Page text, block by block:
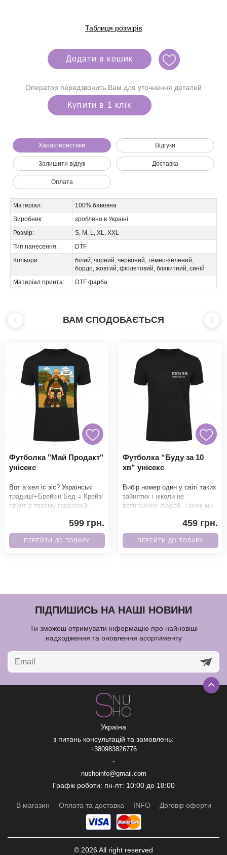
Таблиця розмірів
Додати в кошик
Оператор передзвонить Вам для уточнення деталей
Купити в 1 клік
Характеристики Відгуки
Залишити відгук Доставка
Оплата
Матеріал:
100% бавовна
Виробник:
зроблено в Україні
Розмір:
S, M, L, XL, XXL
Тип нанесення:
DTF
Кольори:
білий, чорний, червоний, темно-зелений,
бордо, жовтий, фіолетовий, блакитний, синій
Матеріал принта:
DTF фарба
ВАМ СПОДОБАЄТЬСЯ
Футболка "Май Продакт"
унісекс
Вот а хел іс зіс? Українські
традиції+Брейкін Бед = Крейзі
принт в твоєму гардеробі.
599 грн.
ПЕРЕЙТИ ДО ТОВАРУ
Футболка “Буду за 10
хв” унісекс
Вибір номер один у світі таких
зайнятих і ніколи не
встигаючих людей. Також ми
459 грн.
ПЕРЕЙТИ ДО ТОВАРУ
ПІДПИШИСЬ НА НАШІ НОВИНИ
Ти зможеш отримувати інформацію про найновіші
надходження та оновлення асортименту
Україна
з питань консультацій та замовлень:
+380983826776
-
nushoinfo@gmail.com
Графік роботи: пн-пт: 10:00 до 18:00
В магазин Оплата та доставка INFO Договір оферти
© 2026 All right reserved
Ми зателефонуємо вам на номер: